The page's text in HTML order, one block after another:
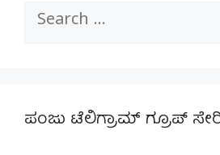
Search
ಪಂಜು ಟೆಲಿಗ್ರಾಮ್ ಗ್ರೂಪ್